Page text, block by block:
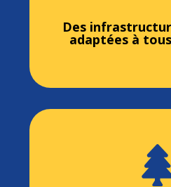
Des
adaptées à